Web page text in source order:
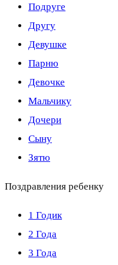
Подруге
Другу
Девушке
Парню
Девочке
Мальчику
Дочери
Сыну
Зятю
Поздравления ребенку
1 Годик
2 Года
3 Года